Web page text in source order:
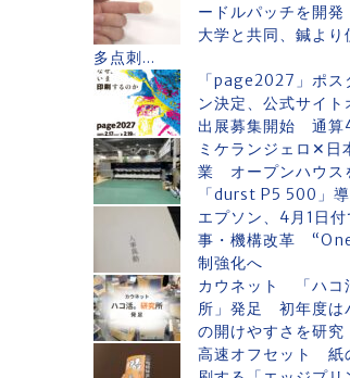
ードルパッチを開
大学と共同、鍼より
多点刺...
「page2027」ポス
ン決定、公式サイト
出展募集開始 通算
ミケランジェロ✕日
業 オープンハウ
「durst P5 500」
エプソン、4月1日付
事・機構改革
制強化へ
カウネット 「ハコ
所」発足 初年度は
の開けやすさを研究
高速オフセット 紙